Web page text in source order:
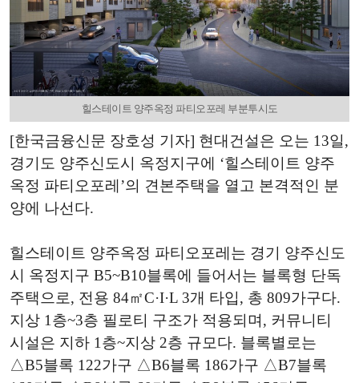
힐스테이트 양주옥정 파티오포레 부분투시도
[한국금융신문 장호성 기자] 현대건설은 오는 13일,
경기도 양주신도시 옥정지구에 ‘힐스테이트 양주
옥정 파티오포레’의 견본주택을 열고 본격적인 분
양에 나선다.
힐스테이트 양주옥정 파티오포레는 경기 양주신도
시 옥정지구 B5~B10블록에 들어서는 블록형 단독
주택으로, 전용 84㎡C·I·L 3개 타입, 총 809가구다.
지상 1층~3층 필로티 구조가 적용되며, 커뮤니티
시설은 지하 1층~지상 2층 규모다. 블록별로는
△B5블록 122가구 △B6블록 186가구 △B7블록